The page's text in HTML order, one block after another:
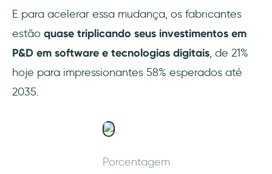
Exemplos de transformação automotiva
impulsionada por tecnologia
gigantes automotivos como HD Hyundai e
A ZHUOYU digitaliza a cadeia de
desenvolvimento de condução inteligente
Daimler usa sistemas em nuvem e ambientes
E para acelerar essa mudança, os fabricantes
estão quase triplicando seus investimentos em
P&D em software e tecnologias digitais, de 21%
hoje para impressionantes 58% esperados até
2035.
Porcentagem